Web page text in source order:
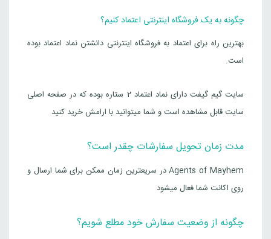
چگونه به یک فروشگاه اینترنتی اعتماد کنیم؟
بهترین راه برای اعتماد به فروشگاه اینترنتی دانشتن نماد اعتماد بوده
است.
سایت گیم گیفت دارای نماد اعتماد 2 ستاره بوده که در صفحه اصلی
سایت قابل مشاهده است و شما میتوانید با ارامش خرید کنید
مدت زمان تحویل سفارشات چقدر است؟
Agents of Mayhem در سریعترین زمان ممکن برای شما ارسال و
روی اکانت شما فعال میشود
چگونه از وضعیت سفارش خود مطلع شویم؟